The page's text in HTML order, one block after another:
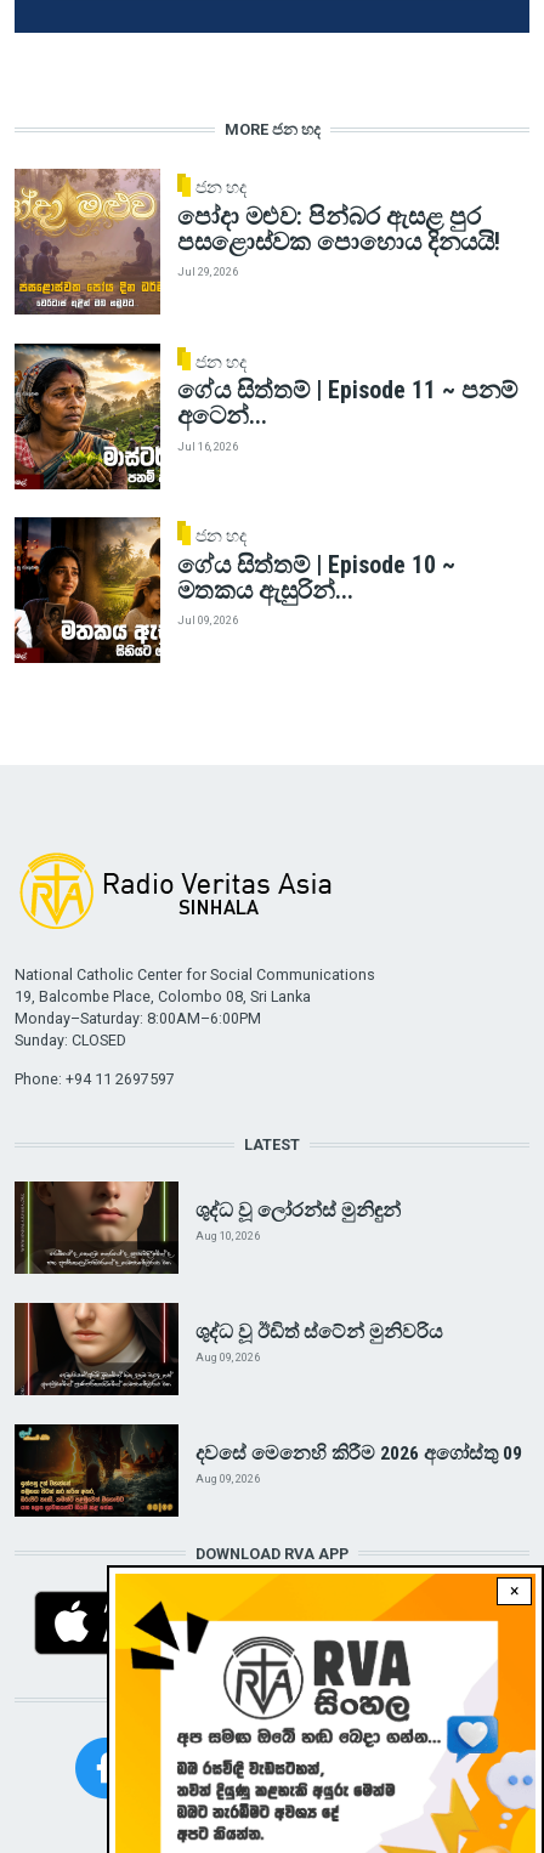
MORE ජන හද
ජන හද
පෝදා මළුව: පින්බර ඇසළ පුර
පසළොස්වක පොහොය දිනයයි!
Jul 29, 2026
ජන හද
ගේය සිත්තම් | Episode 11 ~ පනම්
අටෙන්...
Jul 16, 2026
ජන හද
ගේය සිත්තම් | Episode 10 ~
මතකය ඇසුරින්...
Jul 09, 2026
×
National Catholic Center for Social Communications
19, Balcombe Place, Colombo 08, Sri Lanka
Monday–Saturday: 8:00AM–6:00PM
Sunday: CLOSED
Phone: +94 11 2697597
LATEST
ශුද්ධ වූ ලෝරන්ස් මුනිඳුන්
Aug 10, 2026
ශුද්ධ වූ ඊඩිත් ස්ටේන් මුනිවරිය
Aug 09, 2026
දවසේ මෙනෙහි කිරීම 2026 අගෝස්තු 09
Aug 09, 2026
DOWNLOAD RVA APP
STAY CONNECTED WITH US!